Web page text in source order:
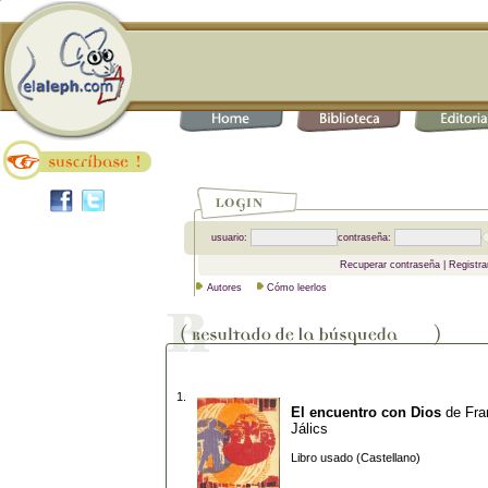
usuario: contraseña:
Recuperar contraseña|
Autores Cómo leerlos
1.
El encuentro con Dios de
Jálics
Libro usado (Castellano)